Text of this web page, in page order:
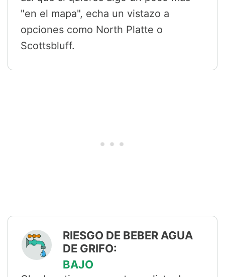
"en el mapa", echa un vistazo a
opciones como North Platte o
Scottsbluff.
RIESGO DE BEBER AGUA
DE GRIFO:
BAJO